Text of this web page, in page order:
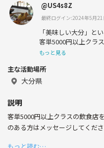
@US4s8Z
最終ログイン:2024年5月
「美味しい大分」と
客単5000円以上クラ
ります。ご興味のあ
もっと見る
主な活動場所
大分県
説明
客単5000円以上クラスの飲食店
のある方はメッセージしてくださ